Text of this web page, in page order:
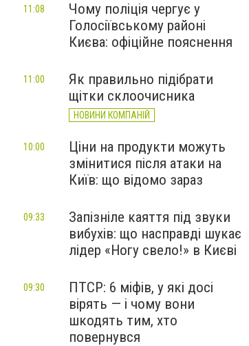
Чому поліція чергує у
Голосіївському районі
Києва: офіційне пояснення
11:08
Як правильно підібрати
щітки склоочисника
НОВИНИ КОМПАНІЙ
11:00
Ціни на продукти можуть
змінитися після атаки на
Київ: що відомо зараз
10:00
Запізніле каяття під звуки
вибухів: що насправді шукає
лідер «Ногу свело!» в Києві
09:33
ПТСР: 6 міфів, у які досі
вірять — і чому вони
шкодять тим, хто
повернувся
09:30